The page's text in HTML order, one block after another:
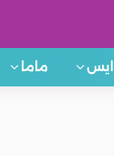
ماما